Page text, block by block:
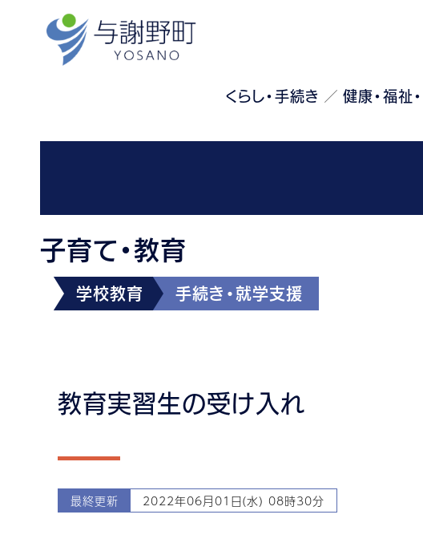
くらし・手続き 健康・福祉
子育て・教育
学校教育 手続き・就学支援
教育実習生の受け入れ
最終更新 2022年06月01日(水) 08時30分